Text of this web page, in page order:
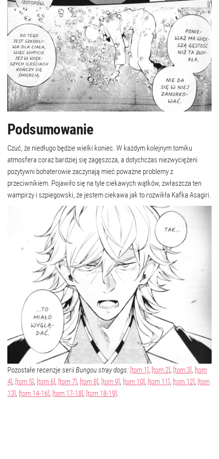
Podsumowanie
Czuć, że niedługo będzie wielki koniec. W każdym kolejnym tomiku
atmosfera coraz bardziej się zagęszcza, a dotychczas niezwyciężeni
pozytywni bohaterowie zaczynają mieć poważne problemy z
przeciwnikiem. Pojawiło się na tyle ciekawych wątków, zwłaszcza ten
wampirzy i szpiegowski, że jestem ciekawa jak to rozwikła Kafka Asagiri.
Pozostałe recenzje serii Bungou stray dogs: [tom 1], [tom 2], [tom 3], [tom
4], [tom 5], [tom 6], [tom 7], [tom 8], [tom 9], [tom 10], [tom 11], [tom 12], [tom
13], [tom 14-16], [tom 17-18], [tom 18-19].